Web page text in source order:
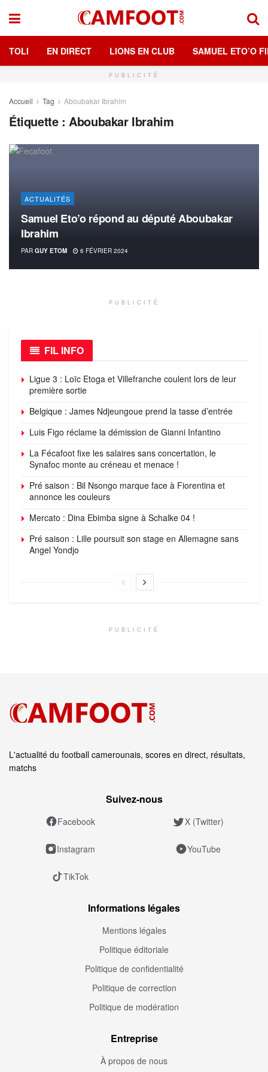
TOLI EN DIRECT LIONS EN CLUB SAMUEL ETO’O
PUBLICITÉ
Accueil Tag Aboubakar Ibrahim
Étiquette :Aboubakar Ibrahim
ACTUALITÉS
Samuel Eto’o répond au député Aboubakar
Ibrahim
PAR GUY ETOM 6 FÉVRIER 2024
PUBLICITÉ
FIL INFO
Ligue 3 : Loïc Etoga et Villefranche coulent lors de leur
première sortie
Belgique : James Ndjeungoue prend la tasse d’entrée
Luis Figo réclame la démission de Gianni Infantino
La Fécafoot fixe les salaires sans concertation, le
Synafoc monte au créneau et menace !
Pré saison : Bil Nsongo marque face à Fiorentina et
annonce les couleurs
Mercato : Dina Ebimba signe à Schalke 04 !
Pré saison : Lille poursuit son stage en Allemagne sans
Angel Yondjo
PUBLICITÉ
L'actualité du football camerounais, scores en direct, résultats,
matchs
Suivez‑nous
Facebook X (Twitter)
Instagram YouTube
TikTok
Informations légales
Mentions légales
Politique éditoriale
Politique de confidentialité
Politique de correction
Politique de modération
Entreprise
À propos de nous